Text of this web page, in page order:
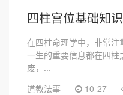
四柱宫位基础知识
在四柱命理学中，非常注
一生的重要信息都在四
废，...
道教法事
10-27